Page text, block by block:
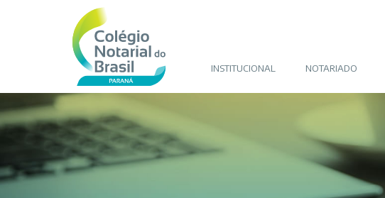
INSTITUCIONAL NOTARIADO